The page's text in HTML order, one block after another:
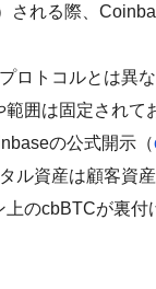
される際、
ロトコルとは異
囲は固定され
の公式開示（
ル資産は顧客資
のcbBTCが裏